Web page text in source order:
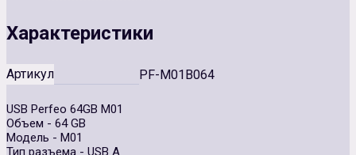
Характеристики
Артикул PF-М01B064
USB Perfeo 64GB М01
Объем - 64 GB
Модель - М01
Тип разъема - USB A